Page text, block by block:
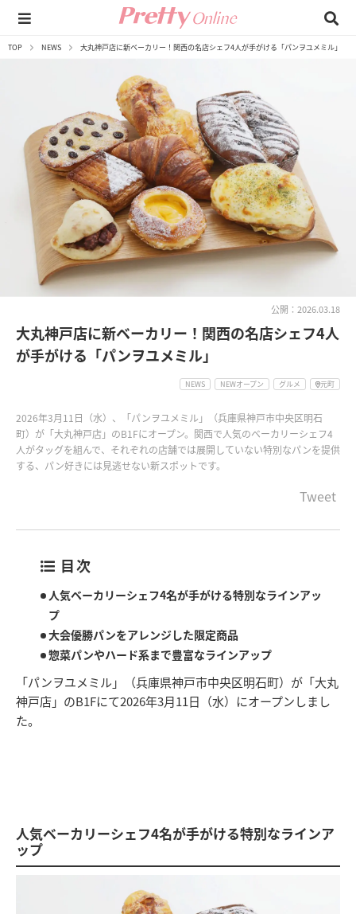
TOP NEWS 大丸神戸店に新ベーカリー！関西の名店シェフ4人が手がける「パンヲユメミル」
公開：2026.03.18
大丸神戸店に新ベーカリー！関西の名店シェフ4人
が手がける「パンヲユメミル」
NEWS NEWオープン グルメ 元町
2026年3月11日（水）、「パンヲユメミル」（兵庫県神戸市中央区明石
町）が「大丸神戸店」のB1Fにオープン。関西で人気のベーカリーシェフ4
人がタッグを組んで、それぞれの店舗では展開していない特別なパンを提供
する、パン好きには見逃せない新スポットです。
Tweet
目次
人気ベーカリーシェフ4名が手がける特別なラインアッ
プ
大会優勝パンをアレンジした限定商品
惣菜パンやハード系まで豊富なラインアップ
「パンヲユメミル」（兵庫県神戸市中央区明石町）が「大丸
神戸店」のB1Fにて2026年3月11日（水）にオープンしまし
た。
人気ベーカリーシェフ4名が手がける特別なラインア
ップ